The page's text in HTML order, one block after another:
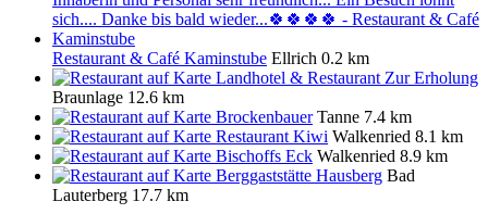
Restaurant & Café Kaminstube Ellrich 0.2 km
Landhotel & Restaurant Zur Erholung
Braunlage 12.6 km
Brockenbauer Tanne 7.4 km
Restaurant Kiwi Walkenried 8.1 km
Bischoffs Eck Walkenried 8.9 km
Berggaststätte Hausberg Bad
Lauterberg 17.7 km